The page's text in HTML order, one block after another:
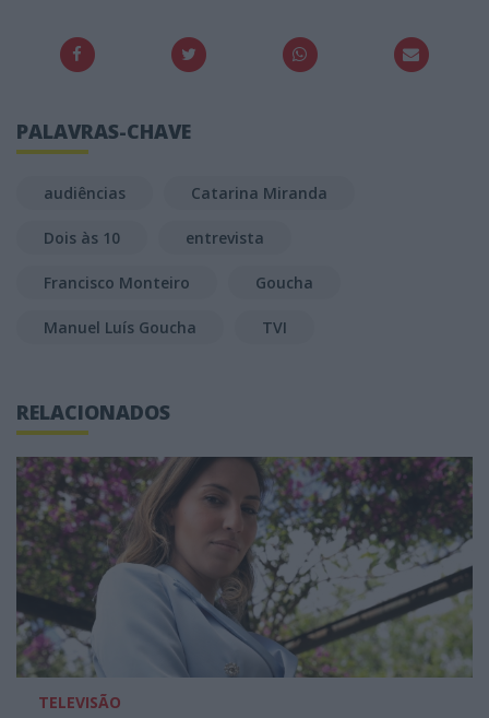
PALAVRAS-CHAVE
audiências Catarina Miranda
Dois às 10 entrevista
Francisco Monteiro Goucha
Manuel Luís Goucha TVI
RELACIONADOS
TELEVISÃO